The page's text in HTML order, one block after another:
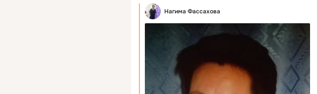
Нагима Фассахова